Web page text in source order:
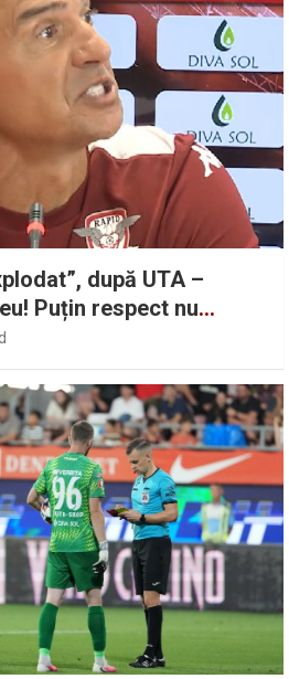
după UTA –
Puțin respect nu